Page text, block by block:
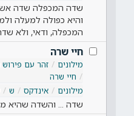
שדה המכפלה שדה
והיא כפולה למעלה
המכפלה, ודאי, ולא
חיי שרה
מילונים זהר עם
חיי שרה
מילונים
אינדקס ש
שדה ... והשדה שהיא